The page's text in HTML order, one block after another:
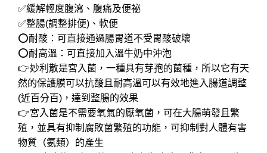
✅緩解輕度腹瀉、腹痛及便祕
✅整腸(調整排便)、軟便
⭕️耐酸：可直接通過腸胃道不受胃酸破壞
⭕️耐高溫：可直接加入溫牛奶中沖泡
👉妙利散是宮入菌，一種具有芽孢的菌種，所以它有天
然的保護膜可以抗酸且耐高溫可以有效地進入腸道調整
(近百分百)，達到整腸的效果
👉宮入菌是不需要氧氣的厭氧菌，可在大腸萌發且繁
殖，並具有抑制腐敗菌繁殖的功能，可抑制對人體有害
物質（氨類）的產生